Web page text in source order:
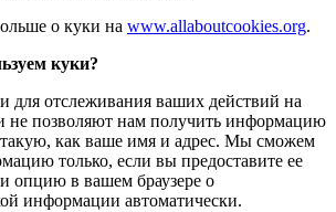
о куки на www.allaboutcookies.org.
куки?
для отслеживания ваших действий на
не позволяют нам получить информацию
такую, как ваше имя и адрес. Мы сможем
только, если вы предоставите ее
опцию в вашем браузере о
информации автоматически.